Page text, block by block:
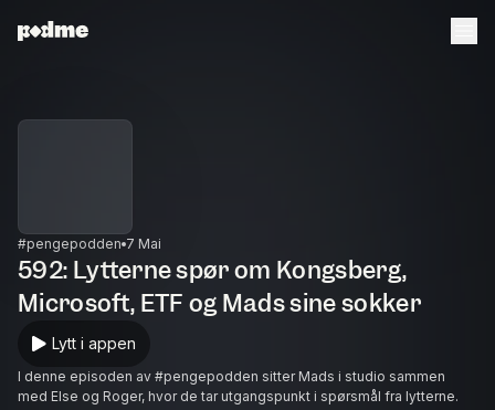
#pengepodden 7 Mai
592: Lytterne spør om Kongsberg,
Microsoft, ETF og Mads sine sokker
Lytt i appen
I denne episoden av #pengepodden sitter Mads i studio sammen
med Else og Roger, hvor de tar utgangspunkt i spørsmål fra lytterne.